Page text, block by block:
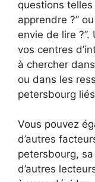
questions telles
apprendre ?”
envie de lire
vos centres
à chercher
ou dans les
petersbourg
Vous pouvez
d’autres
petersbourg,
d’autres